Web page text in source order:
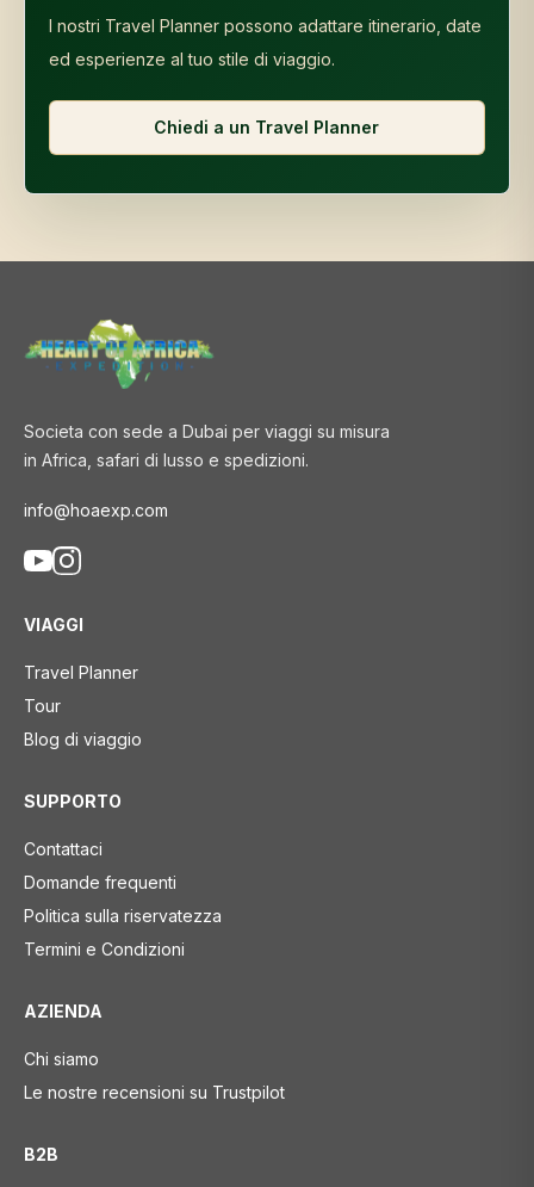
I nostri Travel Planner possono adattare itinerario, date
ed esperienze al tuo stile di viaggio.
Chiedi a un Travel Planner
Societa con sede a Dubai per viaggi su misura
in Africa, safari di lusso e spedizioni.
info@hoaexp.com
VIAGGI
Travel Planner
Tour
Blog di viaggio
SUPPORTO
Contattaci
Domande frequenti
Politica sulla riservatezza
Termini e Condizioni
AZIENDA
Chi siamo
Le nostre recensioni su Trustpilot
B2B